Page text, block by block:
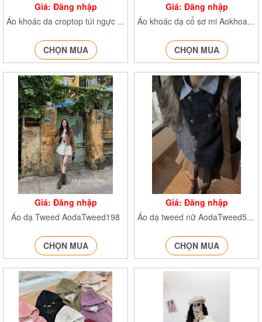
Giá: Đăng nhập
Áo khoác da croptop túi ngực Khoacdacrt230
CHỌN MUA
Giá: Đăng nhập
Áo khoác dạ cổ sơ mi AokhoacE338
CHỌN MUA
Giá: Đăng nhập
Áo dạ Tweed AodaTweed198
CHỌN MUA
Giá: Đăng nhập
Áo dạ tweed nữ AodaTweed5096
CHỌN MUA